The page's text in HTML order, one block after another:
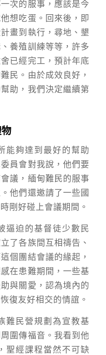
次的服事，應該是今
想吃蛋。回來後，即
畫到執行，尋地、墾
養殖訓練等等，許多
已經完工，預計年底
民。由於成效良好，
助，我們決定繼續第
能夠達到最好的幫助
員會對我說，他們要
議，緬甸難民的服事
他們還邀請了一些國
剛好碰上會議期間。
逼迫的基督徒少數民
了各族間互相禱告、
個團結會議的緣起，
在患難期間，一些基
與關愛，認為境內的
復友好相交的情誼。
難民營規劃為宣教基
圍傳福音。我看到他
聖經課程當然不可缺